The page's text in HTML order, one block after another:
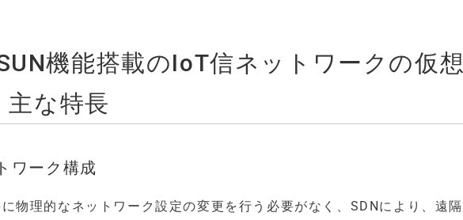
機能搭載のIoT信ネットワークの仮想
な特長
ワーク構成
物理的なネットワーク設定の変更を行う必要がなく、SDNにより、遠隔